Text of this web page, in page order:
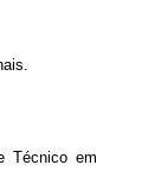
Técnico em